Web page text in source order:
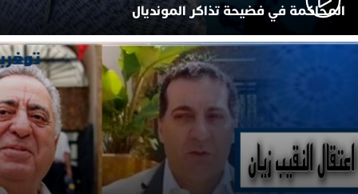
المحاكمة في فضيحة تذاكر المونديال